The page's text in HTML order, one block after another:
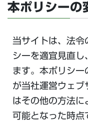
本ポリシーの
当サイトは、法令
シーを適宜見直し
ます。本ポリシー
が当社運営ウェブ
はその他の方法に
可能となった時点